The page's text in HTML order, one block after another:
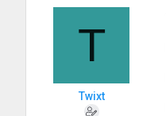
T
Twixt